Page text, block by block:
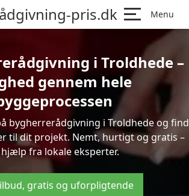
pris.dk Menu
i Troldhede –
gennem hele
bygherrerådgivning i Troldhede og find
til dit projekt. Nemt, hurtigt og gratis –
fra lokale eksperter.
gratis og uforpligtende